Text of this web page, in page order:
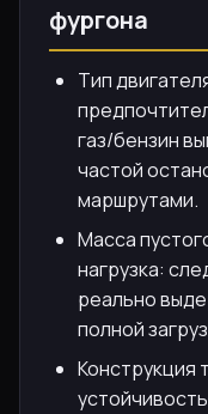
фургона
Тип
газ/бензин
частой
маршрутами.
Масса
нагрузка:
реально
полной
Конструкция